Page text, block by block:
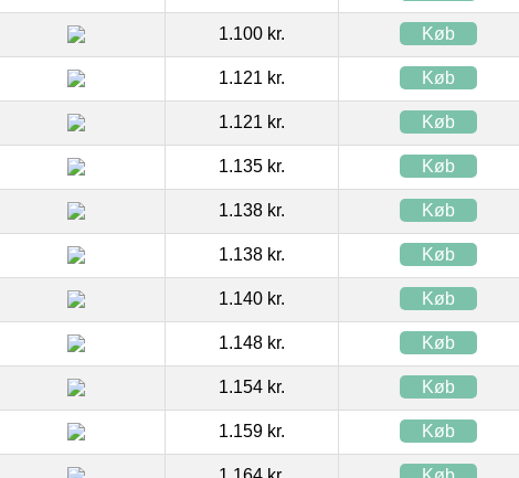
1.100 kr. Køb
1.121 kr. Køb
1.121 kr. Køb
1.135 kr. Køb
1.138 kr. Køb
1.138 kr. Køb
1.140 kr. Køb
1.148 kr. Køb
1.154 kr. Køb
1.159 kr. Køb